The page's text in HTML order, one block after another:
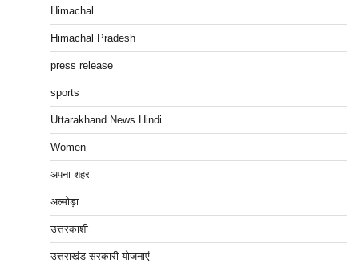
Himachal
Himachal Pradesh
press release
sports
Uttarakhand News Hindi
Women
अपना शहर
अल्मोड़ा
उत्तरकाशी
उत्तराखंड सरकारी योजनाएं